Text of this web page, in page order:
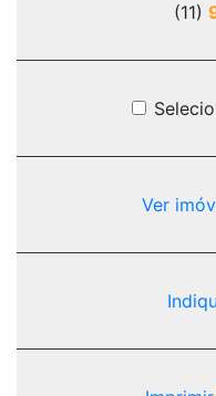
(11)
Ver